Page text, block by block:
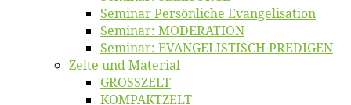
Se­mi­nar Per­sön­li­che Evangelisation
Se­mi­nar: MODERATION
Se­mi­nar: EVANGELISTISCH PREDIGEN
Zel­te und Material
GROSSZELT
KOMPAKTZELT